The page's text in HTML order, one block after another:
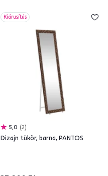
Kiárusítás
5,0 2
Dizajn tükör, barna, PANTOS